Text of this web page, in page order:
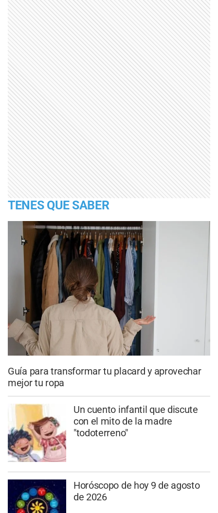
TENES QUE SABER
Guía para transformar tu placard y aprovechar
mejor tu ropa
Un cuento infantil que discute
con el mito de la madre
"todoterreno"
Horóscopo de hoy 9 de agosto
de 2026